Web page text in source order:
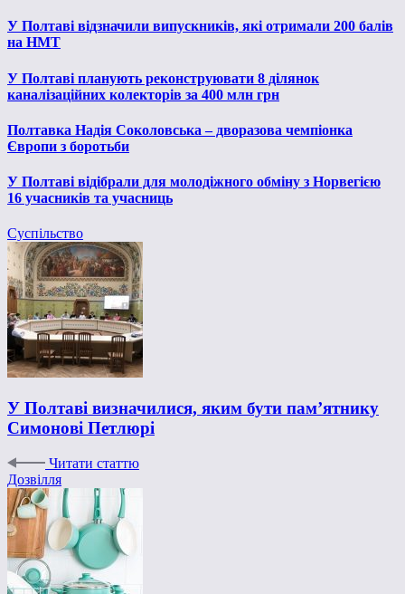
У Полтаві відзначили випускників, які отримали 200 балів
на НМТ
У Полтаві планують реконструювати 8 ділянок
каналізаційних колекторів за 400 млн грн
Полтавка Надія Соколовська – дворазова чемпіонка
Європи з боротьби
У Полтаві відібрали для молодіжного обміну з Норвегією
16 учасників та учасниць
Суспільство
У Полтаві визначилися, яким бути пам’ятнику
Симонові Петлюрі
Читати статтю
Дозвілля